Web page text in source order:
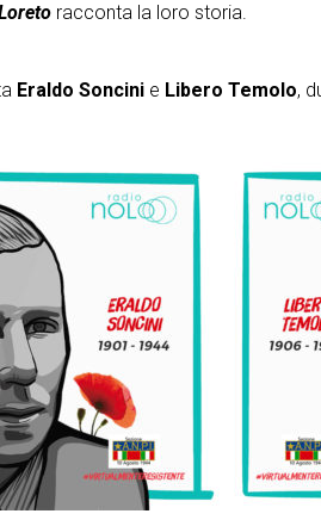
racconta la loro storia.
Eraldo Soncini e Libero Temolo,